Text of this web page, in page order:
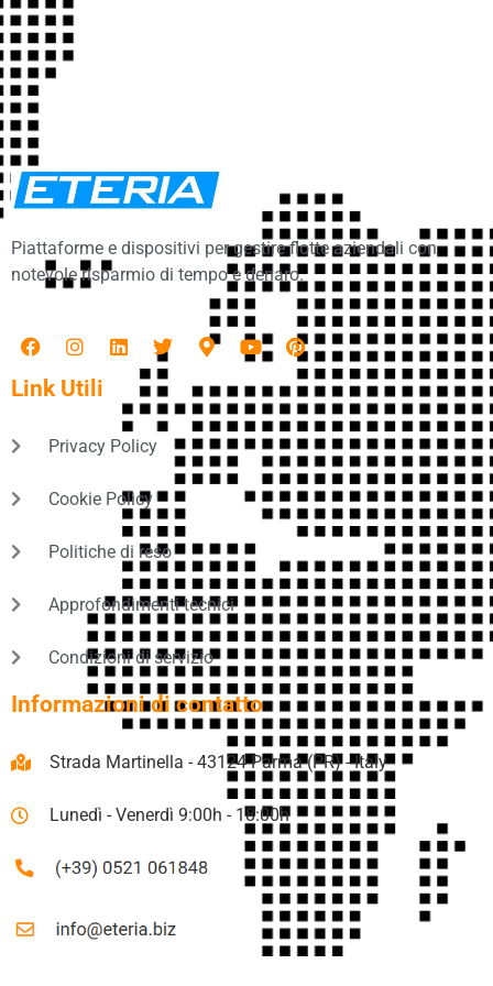
Piattaforme e dispositivi per gestire flotte aziendali con
notevole risparmio di tempo e denaro.
Link Utili
Privacy Policy
Cookie Policy
Politiche di reso
Approfondimenti tecnici
Condizioni di servizio
Informazioni di contatto
Strada Martinella - 43124 Parma (PR) - Italy
Lunedì - Venerdì 9:00h - 18:00h